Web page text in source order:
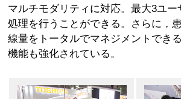
マルチモダリティに対応。最大3ユ
処理を行うことができる。さらに，
線量をトータルでマネジメントでき
機能も強化されている。